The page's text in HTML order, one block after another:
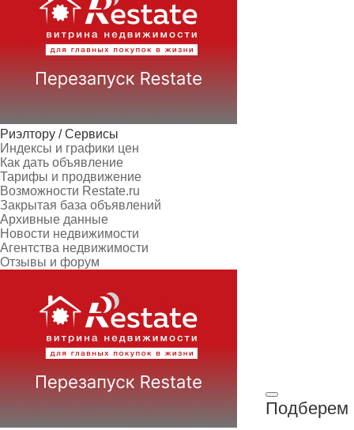
Риэлтору / Сервисы
Индексы и графики цен
Как дать объявление
Тарифы и продвижение
Возможности Restate.ru
Закрытая база объявлений
Архивные данные
Новости недвижимости
Агентства недвижимости
Отзывы и форум
Подберем